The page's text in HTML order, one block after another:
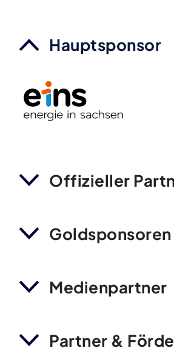
Hauptsponsor
Offizieller
Goldsponsoren
Medienpartner
Partner &